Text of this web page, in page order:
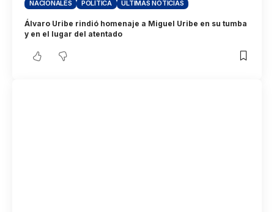
NACIONALES POLÍTICA ÚLTIMAS NOTICIAS
Álvaro Uribe rindió homenaje a Miguel Uribe en su tumba
y en el lugar del atentado